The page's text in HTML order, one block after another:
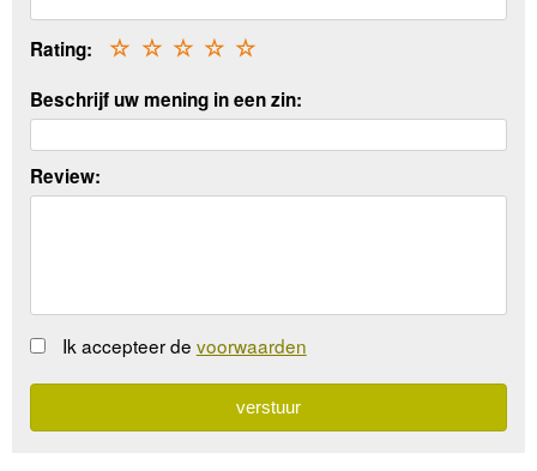
Rating: ☆
☆
☆
☆
☆
Beschrijf uw mening in een zin:
Review:
Ik accepteer de voorwaarden